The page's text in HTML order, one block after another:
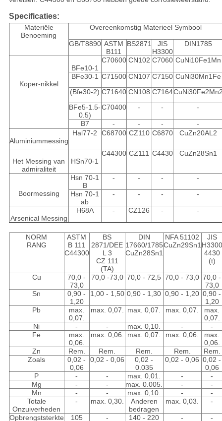
Specificaties:
Materiële
Benoeming
Overeenkomstig Materieel Symbool
GB/T8890 ASTM
B111
BS2871
JIS
H3300
DIN1785
Koper-nikkel
BFe10-1
C70600 CN102 C7060 CuNi10Fe1Mn
BFe30-1 C71500 CN107 C7150 CuNi30Mn1Fe
(Bfe30-2) C71640 CN108 C7164
BFe5-1.5-
0.5)
C70400 - - -
B7 - - - -
Aluminiummessing
Hal77-2 C68700 CZ110 C6870 CuZn20AL2
Het Messing van
admiraliteit
HSn70-1
C44300 CZ111 C4430 CuZn28Sn1
Boormessing
Hsn 70-1
B
- - - -
Hsn 70-1
ab
- - - -
Arsenical Messing
H68A - CZ126 - -
NORM
RANG
ASTM
B 111
C44300
BS
2871/DEE
L 3
CZ 111
(TA)
DIN
17660/1785
CuZn28Sn1
NFA 51102
CuZn29Sn1
JIS
H3300
4430
(t)
Cu
70,0 -
73,0
70,0 -73,0 70,0 - 72,5 70,0 - 73,0 70,0 -
73,0
Sn
0,90 -
1,20
1,00 - 1,50 0,90 - 1,30 0,90 - 1,20 0,90 -
1,20
Pb
max.
0,07.
max. 0,07. max. 0,07. max. 0,07.
max.
0,07.
Ni
- - max. 0,10. -
-
Fe
max.
0,06.
max. 0,06. max. 0,07. max. 0,06.
max.
0,06.
Zn
Rem. Rem. Rem. Rem.
Rem.
Zoals
0,02 -
0,06
0,02 - 0,06
0,02 -
0.035
0,02 - 0,06 0,02 -
0,06
P
- - max. 0,01. -
-
Mg
- - max. 0.005. -
-
Mn
- - max. 0,10. -
-
Totale
Onzuiverheden
- max. 0,30.
Anderen
bedragen
max. 0,03. -
Opbrengststerkte 105 - 140 - 220 - -